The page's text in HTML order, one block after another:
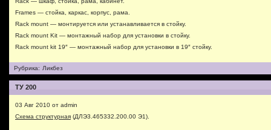
Frames — стойка, каркас, корпус, рама.
Rack mount — монтируется или устанавливается в стойку.
Rack mount Kit — монтажный набор для установки в стойку.
Rack mount kit 19″ — монтажный набор для установки в 19″ стойку.
Рубрика: Ликбез
ТУ 200
03 Авг 2010 от admin
Схема структурная (ДЛЭ3.465332.200.00 Э1).